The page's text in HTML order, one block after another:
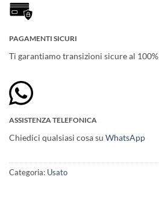
PAGAMENTI SICURI
Ti garantiamo transizioni sicure al 100%
ASSISTENZA TELEFONICA
Chiedici qualsiasi cosa su WhatsApp
Categoria: Usato